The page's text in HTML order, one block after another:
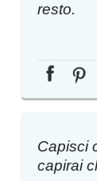
resto.
Capisci
capirai